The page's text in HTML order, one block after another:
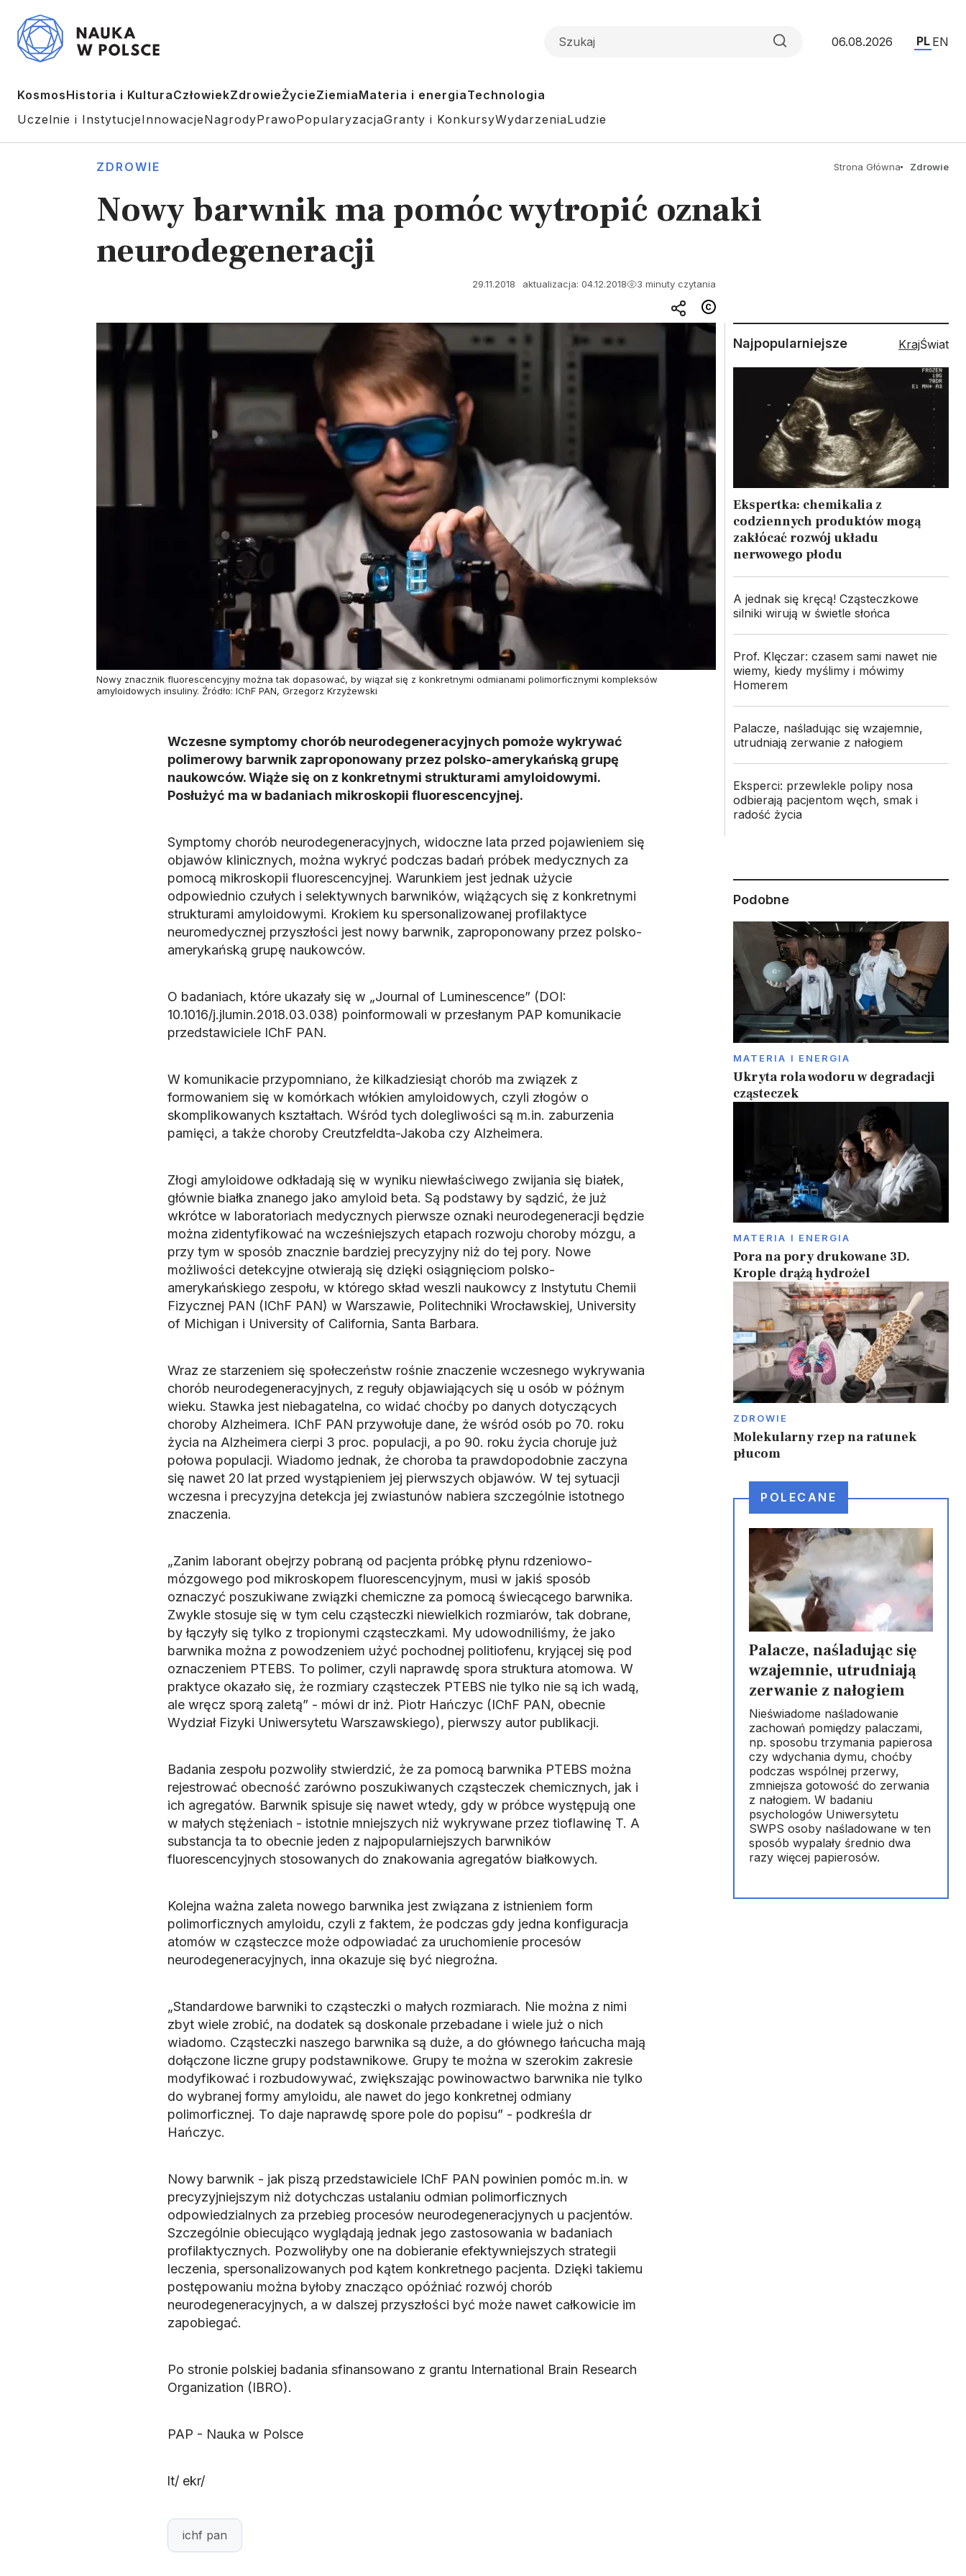
06.08.2026 PL EN
KosmosHistoria i KulturaCzłowiekZdrowieŻycieZiemiaMateria i energiaTechnologia
Uczelnie i InstytucjeInnowacjeNagrodyPrawoPopularyzacjaGranty i KonkursyWydarzeniaLudzie
ZDROWIE Strona Główna Zdrowie
Nowy barwnik ma pomóc wytropić oznaki
neurodegeneracji
29.11.2018 aktualizacja: 04.12.2018 3 minuty czytania
Nowy znacznik fluorescencyjny można tak dopasować, by wiązał się z konkretnymi odmianami polimorficznymi kompleksów
amyloidowych insuliny. Źródło: IChF PAN, Grzegorz Krzyżewski
Wczesne symptomy chorób neurodegeneracyjnych pomoże wykrywać
polimerowy barwnik zaproponowany przez polsko-amerykańską grupę
naukowców. Wiąże się on z konkretnymi strukturami amyloidowymi.
Posłużyć ma w badaniach mikroskopii fluorescencyjnej.
Symptomy chorób neurodegeneracyjnych, widoczne lata przed pojawieniem się
objawów klinicznych, można wykryć podczas badań próbek medycznych za
pomocą mikroskopii fluorescencyjnej. Warunkiem jest jednak użycie
odpowiednio czułych i selektywnych barwników, wiążących się z konkretnymi
strukturami amyloidowymi. Krokiem ku spersonalizowanej profilaktyce
neuromedycznej przyszłości jest nowy barwnik, zaproponowany przez polsko-
amerykańską grupę naukowców.
O badaniach, które ukazały się w „Journal of Luminescence” (DOI:
10.1016/j.jlumin.2018.03.038) poinformowali w przesłanym PAP komunikacie
przedstawiciele IChF PAN.
W komunikacie przypomniano, że kilkadziesiąt chorób ma związek z
formowaniem się w komórkach włókien amyloidowych, czyli złogów o
skomplikowanych kształtach. Wśród tych dolegliwości są m.in. zaburzenia
pamięci, a także choroby Creutzfeldta-Jakoba czy Alzheimera.
Złogi amyloidowe odkładają się w wyniku niewłaściwego zwijania się białek,
głównie białka znanego jako amyloid beta. Są podstawy by sądzić, że już
wkrótce w laboratoriach medycznych pierwsze oznaki neurodegeneracji będzie
można zidentyfikować na wcześniejszych etapach rozwoju choroby mózgu, a
przy tym w sposób znacznie bardziej precyzyjny niż do tej pory. Nowe
możliwości detekcyjne otwierają się dzięki osiągnięciom polsko-
amerykańskiego zespołu, w którego skład weszli naukowcy z Instytutu Chemii
Fizycznej PAN (IChF PAN) w Warszawie, Politechniki Wrocławskiej, University
of Michigan i University of California, Santa Barbara.
Wraz ze starzeniem się społeczeństw rośnie znaczenie wczesnego wykrywania
chorób neurodegeneracyjnych, z reguły objawiających się u osób w późnym
wieku. Stawka jest niebagatelna, co widać choćby po danych dotyczących
choroby Alzheimera. IChF PAN przywołuje dane, że wśród osób po 70. roku
życia na Alzheimera cierpi 3 proc. populacji, a po 90. roku życia choruje już
połowa populacji. Wiadomo jednak, że choroba ta prawdopodobnie zaczyna
się nawet 20 lat przed wystąpieniem jej pierwszych objawów. W tej sytuacji
wczesna i precyzyjna detekcja jej zwiastunów nabiera szczególnie istotnego
znaczenia.
„Zanim laborant obejrzy pobraną od pacjenta próbkę płynu rdzeniowo-
mózgowego pod mikroskopem fluorescencyjnym, musi w jakiś sposób
oznaczyć poszukiwane związki chemiczne za pomocą świecącego barwnika.
Zwykle stosuje się w tym celu cząsteczki niewielkich rozmiarów, tak dobrane,
by łączyły się tylko z tropionymi cząsteczkami. My udowodniliśmy, że jako
barwnika można z powodzeniem użyć pochodnej politiofenu, kryjącej się pod
oznaczeniem PTEBS. To polimer, czyli naprawdę spora struktura atomowa. W
praktyce okazało się, że rozmiary cząsteczek PTEBS nie tylko nie są ich wadą,
ale wręcz sporą zaletą” - mówi dr inż. Piotr Hańczyc (IChF PAN, obecnie
Wydział Fizyki Uniwersytetu Warszawskiego), pierwszy autor publikacji.
Badania zespołu pozwoliły stwierdzić, że za pomocą barwnika PTEBS można
rejestrować obecność zarówno poszukiwanych cząsteczek chemicznych, jak i
ich agregatów. Barwnik spisuje się nawet wtedy, gdy w próbce występują one
w małych stężeniach - istotnie mniejszych niż wykrywane przez tioflawinę T. A
substancja ta to obecnie jeden z najpopularniejszych barwników
fluorescencyjnych stosowanych do znakowania agregatów białkowych.
Kolejna ważna zaleta nowego barwnika jest związana z istnieniem form
polimorficznych amyloidu, czyli z faktem, że podczas gdy jedna konfiguracja
atomów w cząsteczce może odpowiadać za uruchomienie procesów
neurodegeneracyjnych, inna okazuje się być niegroźna.
„Standardowe barwniki to cząsteczki o małych rozmiarach. Nie można z nimi
zbyt wiele zrobić, na dodatek są doskonale przebadane i wiele już o nich
wiadomo. Cząsteczki naszego barwnika są duże, a do głównego łańcucha mają
dołączone liczne grupy podstawnikowe. Grupy te można w szerokim zakresie
modyfikować i rozbudowywać, zwiększając powinowactwo barwnika nie tylko
do wybranej formy amyloidu, ale nawet do jego konkretnej odmiany
polimorficznej. To daje naprawdę spore pole do popisu” - podkreśla dr
Hańczyc.
Nowy barwnik - jak piszą przedstawiciele IChF PAN powinien pomóc m.in. w
precyzyjniejszym niż dotychczas ustalaniu odmian polimorficznych
odpowiedzialnych za przebieg procesów neurodegeneracjynych u pacjentów.
Szczególnie obiecująco wyglądają jednak jego zastosowania w badaniach
profilaktycznych. Pozwoliłyby one na dobieranie efektywniejszych strategii
leczenia, spersonalizowanych pod kątem konkretnego pacjenta. Dzięki takiemu
postępowaniu można byłoby znacząco opóźniać rozwój chorób
neurodegeneracyjnych, a w dalszej przyszłości być może nawet całkowicie im
zapobiegać.
Po stronie polskiej badania sfinansowano z grantu International Brain Research
Organization (IBRO).
PAP - Nauka w Polsce
lt/ ekr/
ichf pan
Najpopularniejsze KrajŚwiat
Ekspertka: chemikalia z
codziennych produktów mogą
zakłócać rozwój układu
nerwowego płodu
A jednak się kręcą! Cząsteczkowe
silniki wirują w świetle słońca
Prof. Klęczar: czasem sami nawet nie
wiemy, kiedy myślimy i mówimy
Homerem
Palacze, naśladując się wzajemnie,
utrudniają zerwanie z nałogiem
Eksperci: przewlekle polipy nosa
odbierają pacjentom węch, smak i
radość życia
Podobne
MATERIA I ENERGIA
Ukryta rola wodoru w degradacji
cząsteczek
MATERIA I ENERGIA
Pora na pory drukowane 3D.
Krople drążą hydrożel
ZDROWIE
Molekularny rzep na ratunek
płucom
POLECANE
Palacze, naśladując się
wzajemnie, utrudniają
zerwanie z nałogiem
Nieświadome naśladowanie
zachowań pomiędzy palaczami,
np. sposobu trzymania papierosa
czy wdychania dymu, choćby
podczas wspólnej przerwy,
zmniejsza gotowość do zerwania
z nałogiem. W badaniu
psychologów Uniwersytetu
SWPS osoby naśladowane w ten
sposób wypalały średnio dwa
razy więcej papierosów.